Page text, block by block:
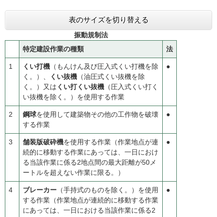
表のサイズを切り替える
振動規制法
特定建設作業の種類
法
1 くい打機 （もんけん及び圧入式くい打機を除
く。）、
くい抜機 （油圧式くい抜機を除
く。）又は くい打くい抜機 （圧入式くい打く
い抜機を除く。）を使用する作業
●
2 鋼球を使用して建築物その他の工作物を破壊
する作業
●
3 舗装版破砕機を使用する作業（作業地点が連
続的に移動する作業にあっては、一日におけ
る当該作業に係る2地点間の最大距離が50メ
ートルを超えない作業に限る。）
●
4 ブレーカー （手持式のものを除く。）を使用
する作業（作業地点が連続的に移動する作業
にあっては、一日における当該作業に係る2
●